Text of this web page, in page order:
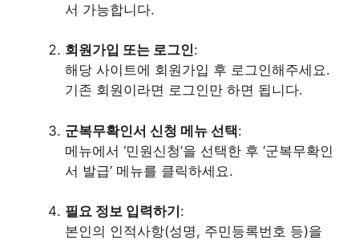
서 가능합니다.
회원가입 또는 로그인:
해당 사이트에 회원가입 후 로그인해주세요.
기존 회원이라면 로그인만 하면 됩니다.
군복무확인서 신청 메뉴 선택:
메뉴에서 ‘민원신청’을 선택한 후 ‘군복무확인
서 발급’ 메뉴를 클릭하세요.
필요 정보 입력하기 :
본인의 인적사항(성명, 주민등록번호 등)을